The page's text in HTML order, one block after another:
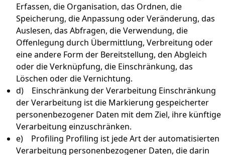
Erfassen, die Organisation, das Ordnen, die
Speicherung, die Anpassung oder Veränderung, das
Auslesen, das Abfragen, die Verwendung, die
Offenlegung durch Übermittlung, Verbreitung oder
eine andere Form der Bereitstellung, den Abgleich
oder die Verknüpfung, die Einschränkung, das
Löschen oder die Vernichtung.
d) Einschränkung der Verarbeitung Einschränkung
der Verarbeitung ist die Markierung gespeicherter
personenbezogener Daten mit dem Ziel, ihre künftige
Verarbeitung einzuschränken.
e) Profiling Profiling ist jede Art der automatisierten
Verarbeitung personenbezogener Daten, die darin